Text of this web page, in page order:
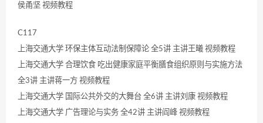
侯甬坚 视频教程
C117
上海交通大学 环保主体互动法制保障论 全5讲 主讲王曦 视频教程
上海交通大学 合理饮食 吃出健康家庭平衡膳食组织原则与实施方法
全3讲 主讲蒋一方 视频教程
上海交通大学 国际公共外交的大舞台 全6讲 主讲刘康 视频教程
上海交通大学 广告理论与实务 全42讲 主讲阎峰 视频教程